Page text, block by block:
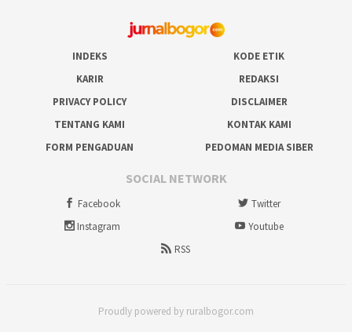
INDEKS
KODE ETIK
KARIR
REDAKSI
PRIVACY POLICY
DISCLAIMER
TENTANG KAMI
KONTAK KAMI
FORM PENGADUAN
PEDOMAN MEDIA SIBER
SOCIAL NETWORK
Facebook
Twitter
Instagram
Youtube
RSS
Proudly powered by ruralbogor.com